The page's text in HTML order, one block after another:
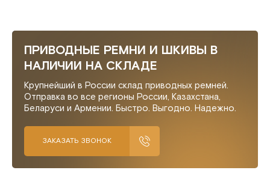
ПРИВОДНЫЕ РЕМНИ И ШКИВЫ В
НАЛИЧИИ НА СКЛАДЕ
Крупнейший в России склад приводных ремней.
Отправка во все регионы России, Казахстана,
Беларуси и Армении. Быстро. Выгодно. Надежно.
ЗАКАЗАТЬ ЗВОНОК